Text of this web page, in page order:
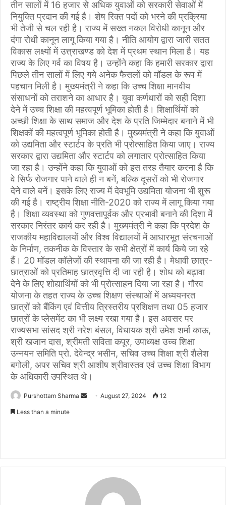
तीन सालों में 16 हजार से अधिक युवाओं को सरकारी सेवाओं में
नियुक्ति प्रदान की गई है। शेष रिक्त पदों को भरने की प्रक्रिया
भी तेजी से चल रही है। राज्य में सख्त नकल विरोधी कानून और
दंगा रोधी कानून लागू किया गया है। नीति आयोग द्वारा जारी सतत
विकास लक्ष्यों में उत्त्राखण्ड को देश में प्रथम स्थान मिला है। यह
राज्य के लिए गर्व का विषय है। उन्होंने कहा कि हमारी सरकार द्वारा
पिछले तीन सालों में लिए गये अनेक फैसलों को मॉडल के रूप में
पहचान मिली है। मुख्यमंत्री ने कहा कि उच्च शिक्षा मानवीय
संसाधनों को तराशने का आधार है। युवा कर्णधारों को सही दिशा
देने में उच्च शिक्षा की महत्वपूर्ण भूमिका होती है। शिक्षार्थियों को
अच्छी शिक्षा के साथ समाज और देश के प्रति जिम्मेदार बनाने में भी
शिक्षकों की महत्वपूर्ण भूमिका होती है। मुख्यमंत्री ने कहा कि युवाओं
को उद्यमिता और स्टार्टप के प्रति भी प्रोत्साहित किया जाए। राज्य
सरकार द्वारा उद्यमिता और स्टार्टप को लगातार प्रोत्साहित किया
जा रहा है। उन्होंने कहा कि युवाओं को इस तरह तैयार करना है कि
वे सिर्फ रोजगार पाने वाले ही न बनें, बल्कि दूसरों को भी रोजगार
देने वाले बनें। इसके लिए राज्य में देवभूमि उद्यमिता योजना भी शुरू
की गई है। राष्ट्रीय शिक्षा नीति-2020 को राज्य में लागू किया गया
है। शिक्षा व्यवस्था को गुणवत्तापूर्वक और प्रभावी बनाने की दिशा में
सरकार निरंतर कार्य कर रही है। मुख्यमंत्री ने कहा कि प्रदेश के
राजकीय महाविद्यालयों और विश्व विद्यालयों में आधारभूत संरचनाओं
के निर्माण, तकनीक के विस्तार के सभी क्षेत्रों में कार्य किये जा रहे
हैं। 20 मॉडल कॉलेजों की स्थापना की जा रही है। मेधावी छात्र-
छात्राओं को प्रतिमाह छात्रवृत्ति दी जा रही है। शोध को बढ़ावा
देने के लिए शोद्यार्थियों को भी प्रोत्साहन दिया जा रहा है। गौरव
योजना के तहत राज्य के उच्च शिक्षण संस्थाओं में अध्ययनरत
छात्रों को बैंकिंग एवं वित्तीय त्रिस्तरीय प्रशिक्षण तथा 05 हजार
छात्रों के प्लेसमेंट का भी लक्ष्य रखा गया है। इस अवसर पर
राज्यसभा सांसद श्री नरेश बंसल, विधायक श्री उमेश शर्मा काऊ,
श्री खजान दास, श्रीमती सविता कपूर, उपाध्यक्ष उच्च शिक्षा
उन्नयन समिति प्रो. देवेन्द्र भसीन, सचिव उच्च शिक्षा श्री शैलेश
बगोली, अपर सचिव श्री आशीष श्रीवास्तव एवं उच्च शिक्षा विभाग
के अधिकारी उपस्थित थे।
Purshottam Sharma
e
a
August 27, 2024 12
Less than a minute